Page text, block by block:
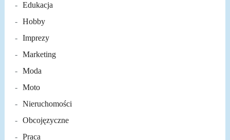
Edukacja
Hobby
Imprezy
Marketing
Moda
Moto
Nieruchomości
Obcojęzyczne
Praca